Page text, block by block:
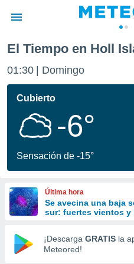
de
por
se
calidad.
a este
las
y
forma
digital
basada
El Tiempo en Holl
01:30 Domingo
Cubierto
-6°
Sensación de -15°
Última hora
Se avecina una baja
sur: fuertes vientos y
¡Descarga GRATIS la
Meteored!